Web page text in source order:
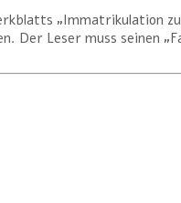
„Immatrikulation
Der Leser muss seinen